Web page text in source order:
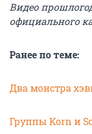
Видео
официального
Ранее по теме:
Два монстра
Группы Korn и